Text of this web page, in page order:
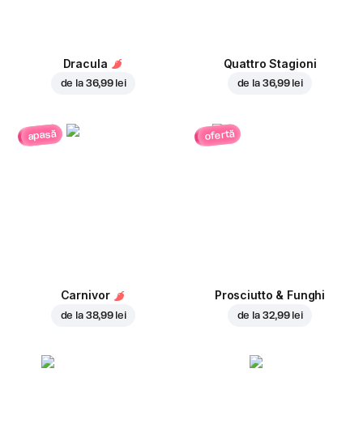
Dracula
de la 36,99 lei
Quattro Stagioni
de la 36,99 lei
apasă
Carnivor
de la 38,99 lei
ofertă
Prosciutto & Funghi
de la 32,99 lei